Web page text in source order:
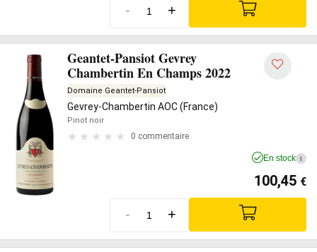
- +
Geantet-Pansiot Gevrey
Chambertin En Champs 2022
Domaine Geantet-Pansiot
Gevrey-Chambertin AOC (France)
Pinot noir
0 commentaire
En stock i
100,45 €
- +